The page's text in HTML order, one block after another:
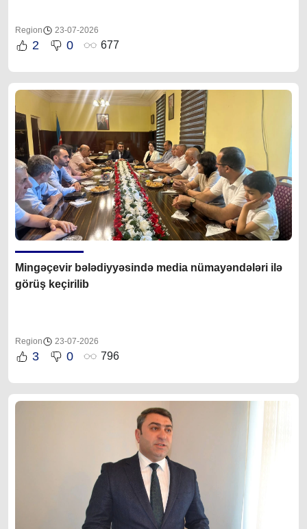
Region 23-07-2026
2 0 677
Mingəçevir bələdiyyəsində media nümayəndələri ilə
görüş keçirilib
Region 23-07-2026
3 0 796